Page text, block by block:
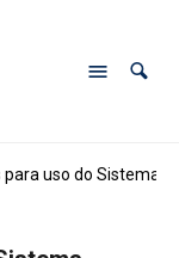
uso do Sistema